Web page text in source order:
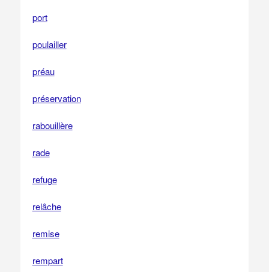
port
poulailler
préau
préservation
rabouillère
rade
refuge
relâche
remise
rempart